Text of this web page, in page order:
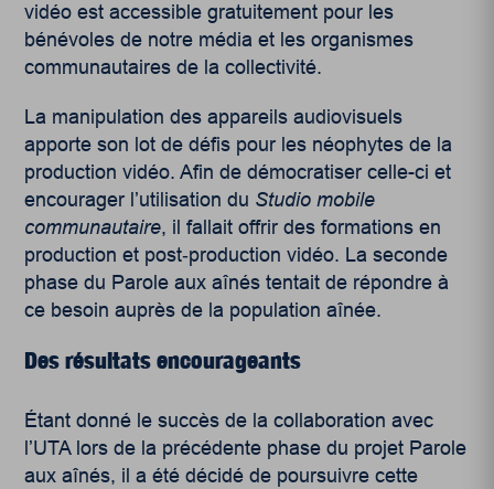
vidéo est accessible gratuitement pour les
bénévoles de notre média et les organismes
communautaires de la collectivité.
La manipulation des appareils audiovisuels
apporte son lot de défis pour les néophytes de la
production vidéo. Afin de démocratiser celle-ci et
encourager l’utilisation du Studio mobile
communautaire, il fallait offrir des formations en
production et post‑production vidéo. La seconde
phase du Parole aux aînés tentait de répondre à
ce besoin auprès de la population aînée.
Des résultats encourageants
Étant donné le succès de la collaboration avec
l’UTA lors de la précédente phase du projet Parole
aux aînés, il a été décidé de poursuivre cette